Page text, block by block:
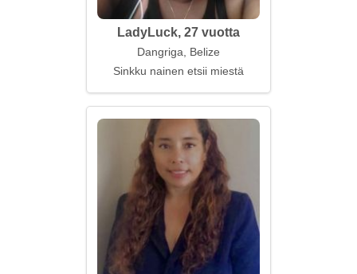
LadyLuck, 27 vuotta
Dangriga, Belize
Sinkku nainen etsii miestä